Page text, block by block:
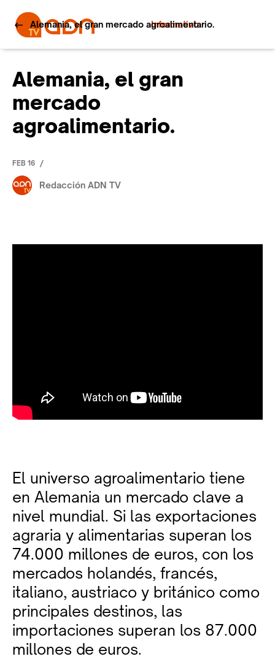
Informativo
Alemania, el gran mercado agroalimentario.
Alemania, el gran
mercado
agroalimentario.
FEB 16 /
Redacción ADN TV
El universo agroalimentario tiene
en Alemania un mercado clave a
nivel mundial. Si las exportaciones
agraria y alimentarias superan los
74.000 millones de euros, con los
mercados holandés, francés,
italiano, austriaco y británico como
principales destinos, las
importaciones superan los 87.000
millones de euros.